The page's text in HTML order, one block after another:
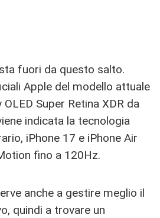
fuori da questo salto.
Apple del modello attuale
Super Retina XDR da
indicata la tecnologia
iPhone 17 e iPhone Air
fino a 120Hz.
anche a gestire meglio il
quindi a trovare un